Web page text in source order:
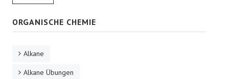
ORGANISCHE CHEMIE
Alkane
Alkane Übungen